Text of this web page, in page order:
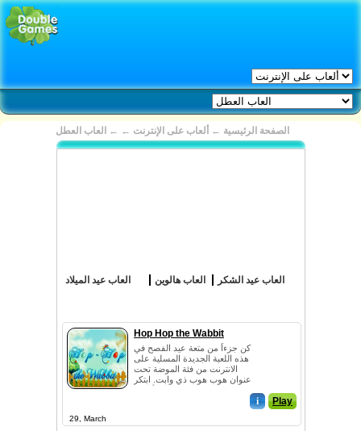
الصفحة الرئيسية ← ألعاب على الإنترنت ←
← العاب العطل
العاب عيد الميلاد العاب هالوين العاب عيد الشكر
Hop Hop the Wabbit
كن جزءاً من متعة عيد الفصح في
هذه اللعبة الجديدة المسلية على
الانترنت من فئة الموضة تحت
عنوان هوب هوب ذي وابت. ابتكر
i Play
29, March